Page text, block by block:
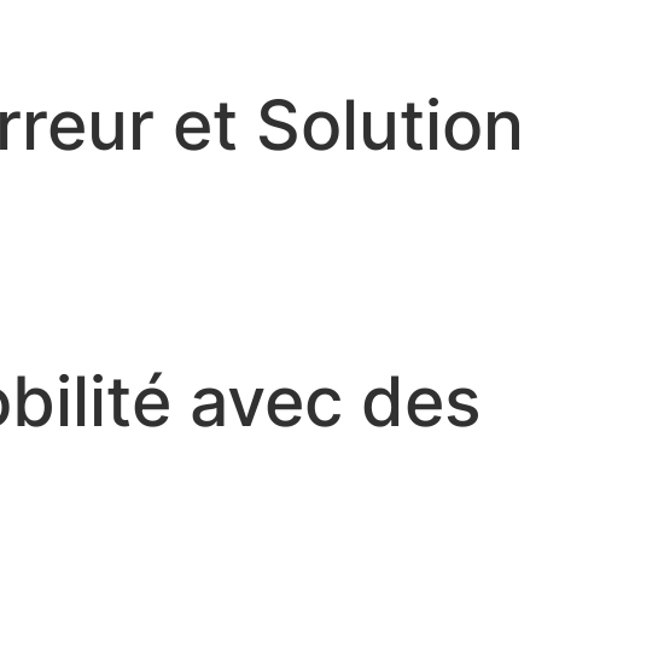
et Solution
avec des